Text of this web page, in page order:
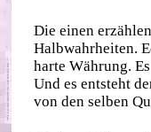
Die einen
Halbwahrheiten.
harte Währung.
Und es entsteht
von den selben